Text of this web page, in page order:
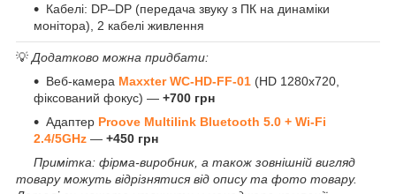
Кабелі: DP–DP (передача звуку з ПК на динаміки
монітора), 2 кабелі живлення
💡 Додатково можна придбати:
Веб-камера Maxxter WC-HD-FF-01 (HD 1280x720,
фіксований фокус) — +700 грн
Адаптер Proove Multilink Bluetooth 5.0 + Wi-Fi
2.4/5GHz — +450 грн
Примітка: фірма-виробник, а також зовнішній вигляд
товару можуть відрізнятися від опису та фото товару.